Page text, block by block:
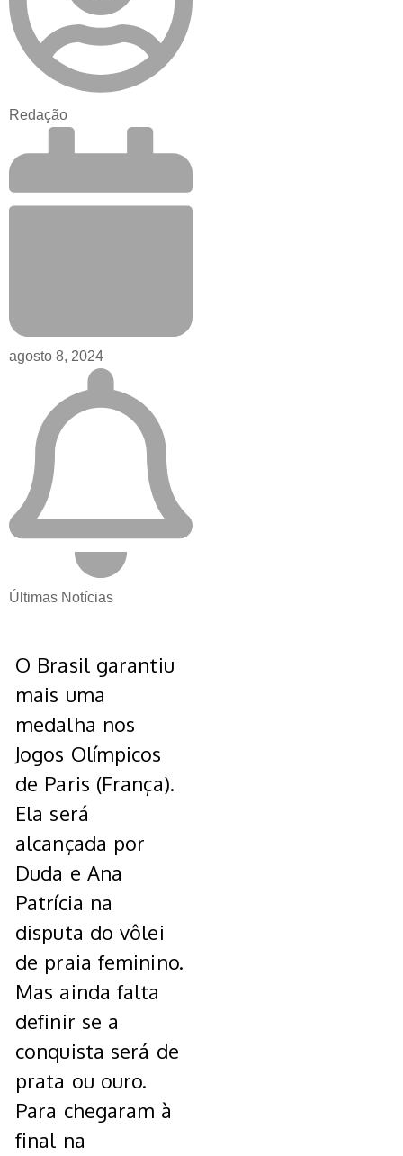
Redação
agosto 8, 2024
Últimas Notícias
O Brasil garantiu
mais uma
medalha nos
Jogos Olímpicos
de Paris (França).
Ela será
alcançada por
Duda e Ana
Patrícia na
disputa do vôlei
de praia feminino.
Mas ainda falta
definir se a
conquista será de
prata ou ouro.
Para chegaram à
final na